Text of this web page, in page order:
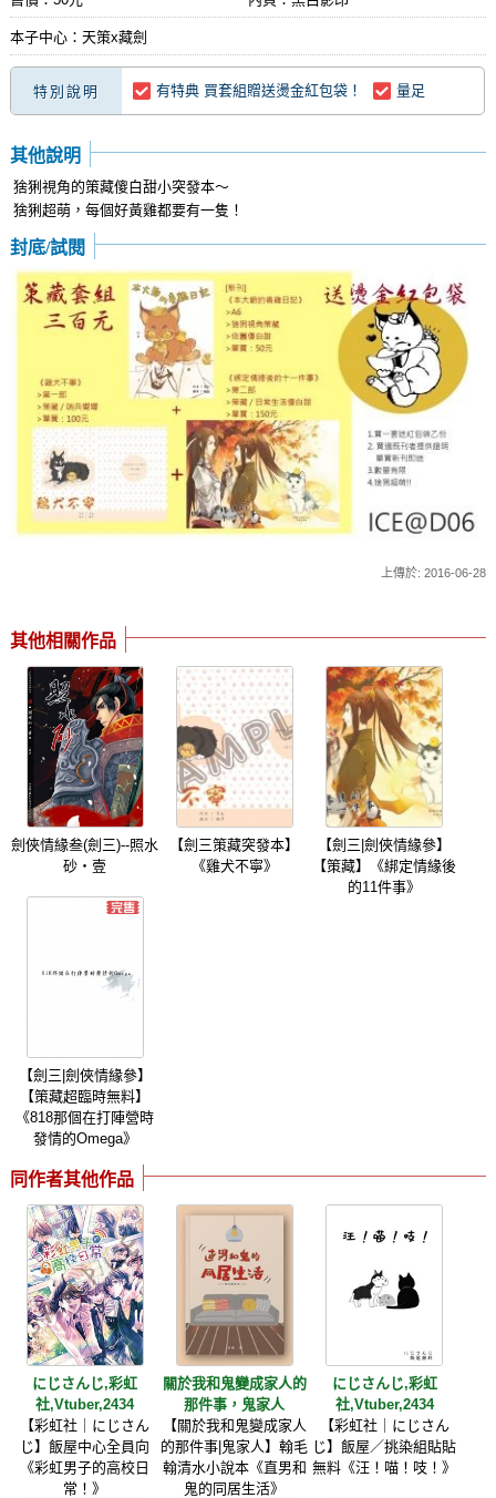
本子中心：天策x藏劍
特別說明 有特典 買套組贈送燙金紅包袋！ 量足
其他說明
猞猁視角的策藏傻白甜小突發本～
猞猁超萌，每個好黃雞都要有一隻！
封底/試閱
上傳於: 2016-06-28
其他相關作品
劍俠情緣叁(劍三)--照水
砂‧壹
【劍三策藏突發本】
《雞犬不寧》
【劍三|劍俠情緣參】
【策藏】《綁定情緣後
的11件事》
【劍三|劍俠情緣參】
【策藏超臨時無料】
《818那個在打陣營時
發情的Omega》
同作者其他作品
にじさんじ,彩虹
社,Vtuber,2434
【彩虹社｜にじさん
じ】飯屋中心全員向
《彩虹男子的高校日
常！》
關於我和鬼變成家人的
那件事，鬼家人
【關於我和鬼變成家人
的那件事|鬼家人】翰毛
翰清水小說本《直男和
鬼的同居生活》
にじさんじ,彩虹
社,Vtuber,2434
【彩虹社｜にじさん
じ】飯屋／挑染組貼貼
無料《汪！喵！吱！》